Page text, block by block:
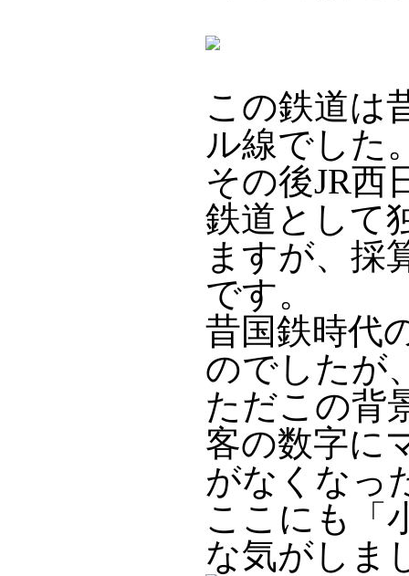
この鉄道は
ル線でした
その後JR西
鉄道として
ますが、採
です。
昔国鉄時代
のでしたが
ただこの背
客の数字に
がなくなっ
ここにも「
な気がしま